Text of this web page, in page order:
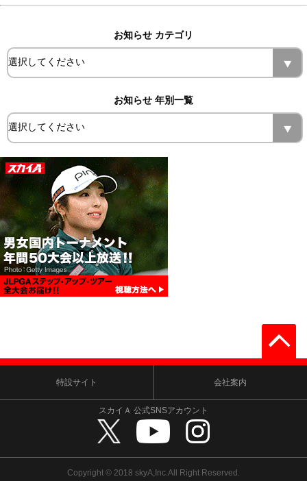
お知らせ カテゴリ
お知らせ 年別一覧
特設サイト 会社案内
スカイＡ 公式SNSアカウント
Copyright © 2018 skyA,Inc.All Right Reserved.